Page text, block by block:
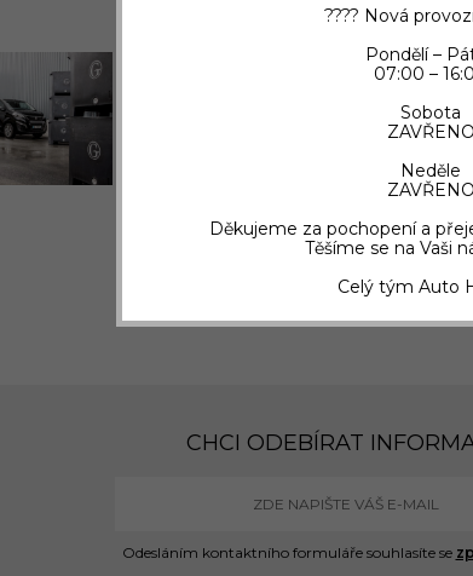
???? Nová
Pondělí –
07:00 –
Sobota
ZAVŘENO
Neděle
ZAVŘENO
Děkujeme za pochopení a
Těšíme se na Vaši
Celý tým Auto
CHCI ODEBÍRAT
Odesláním kontaktního formuláře souhlasíte se